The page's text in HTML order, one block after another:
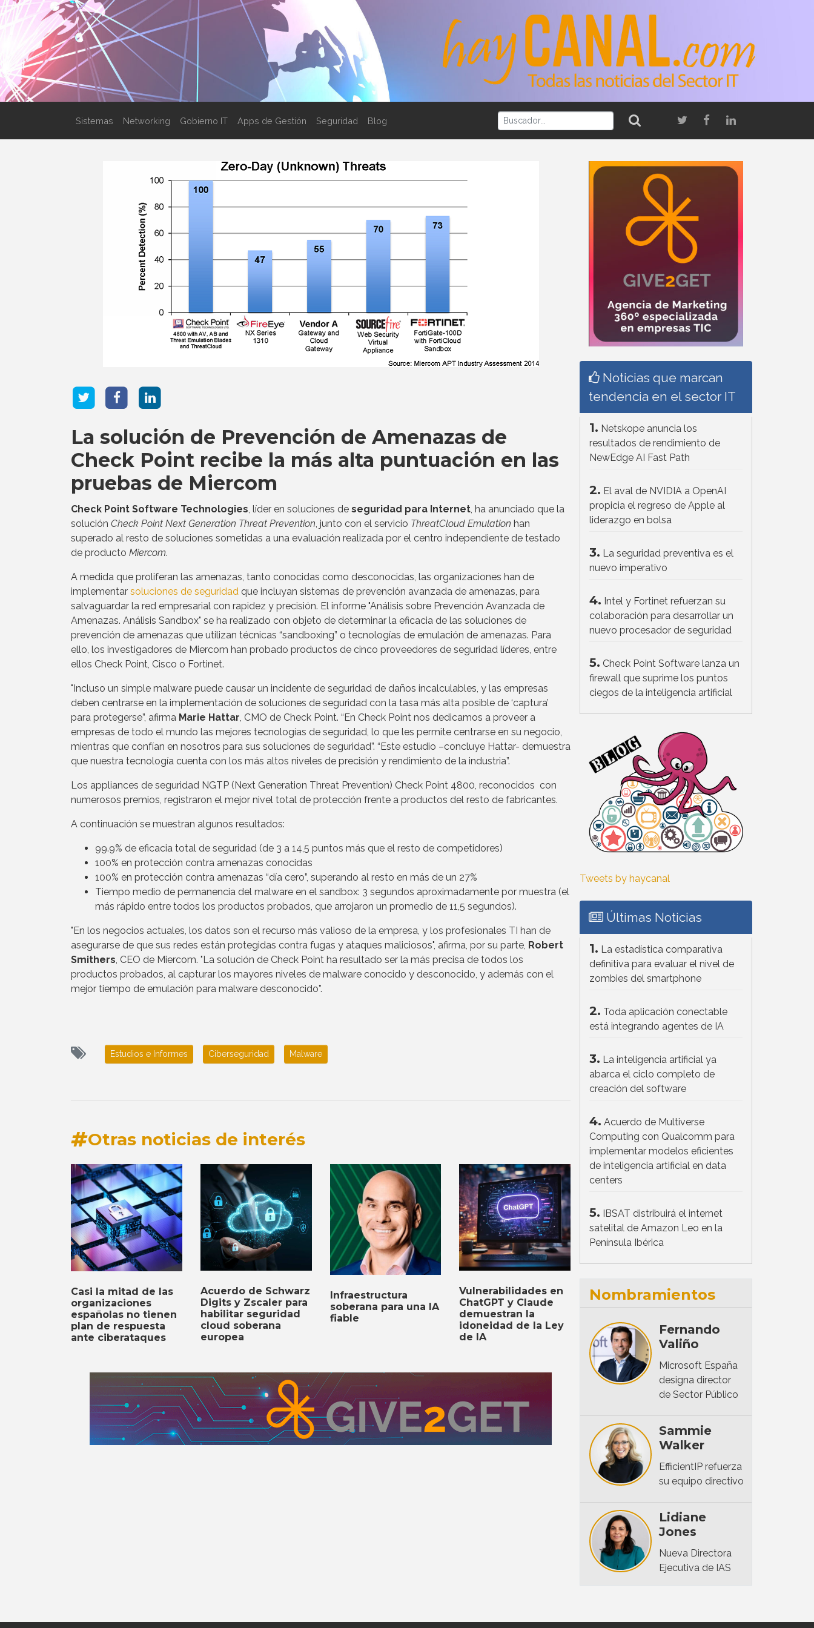
Sistemas Networking Gobierno IT Apps de Gestión Seguridad Blog
La solución de Prevención de Amenazas de
Check Point recibe la más alta puntuación en las
pruebas de Miercom
Check Point Software Technologies , líder en soluciones de seguridad para Internet , ha anunciado que la
solución Check Point Next Generation Threat Prevention , junto con el servicio ThreatCloud Emulation han
superado al resto de soluciones sometidas a una evaluación realizada por el centro independiente de testado
de producto Miercom.
A medida que proliferan las amenazas, tanto conocidas como desconocidas, las organizaciones han de
implementar soluciones de seguridad que incluyan sistemas de prevención avanzada de amenazas, para
salvaguardar la red empresarial con rapidez y precisión. El informe "Análisis sobre Prevención Avanzada de
Amenazas. Análisis Sandbox" se ha realizado con objeto de determinar la eficacia de las soluciones de
prevención de amenazas que utilizan técnicas “sandboxing” o tecnologías de emulación de amenazas. Para
ello, los investigadores de Miercom han probado productos de cinco proveedores de seguridad líderes, entre
ellos Check Point, Cisco o Fortinet.
"Incluso un simple malware puede causar un incidente de seguridad de daños incalculables, y las empresas
deben centrarse en la implementación de soluciones de seguridad con la tasa más alta posible de ‘captura’
para protegerse”, afirma Marie Hattar , CMO de Check Point. “En Check Point nos dedicamos a proveer a
empresas de todo el mundo las mejores tecnologías de seguridad, lo que les permite centrarse en su negocio,
mientras que confían en nosotros para sus soluciones de seguridad”. “Este estudio –concluye Hattar- demuestra
que nuestra tecnología cuenta con los más altos niveles de precisión y rendimiento de la industria”.
Los appliances de seguridad NGTP (Next Generation Threat Prevention) Check Point 4800, reconocidos con
numerosos premios, registraron el mejor nivel total de protección frente a productos del resto de fabricantes.
A continuación se muestran algunos resultados:
99.9% de eficacia total de seguridad (de 3 a 14,5 puntos más que el resto de competidores)
100% en protección contra amenazas conocidas
100% en protección contra amenazas “día cero”, superando al resto en más de un 27%
Tiempo medio de permanencia del malware en el sandbox: 3 segundos aproximadamente por muestra (el
más rápido entre todos los productos probados, que arrojaron un promedio de 11,5 segundos).
"En los negocios actuales, los datos son el recurso más valioso de la empresa, y los profesionales TI han de
asegurarse de que sus redes están protegidas contra fugas y ataques maliciosos", afirma, por su parte, Robert
Smithers , CEO de Miercom. "La solución de Check Point ha resultado ser la más precisa de todos los
productos probados, al capturar los mayores niveles de malware conocido y desconocido, y además con el
mejor tiempo de emulación para malware desconocido”.
Estudios e Informes Ciberseguridad Malware
Otras noticias de interés
Casi la mitad de las
organizaciones
españolas no tienen
plan de respuesta
ante ciberataques
Acuerdo de Schwarz
Digits y Zscaler para
habilitar seguridad
cloud soberana
europea
Infraestructura
soberana para una IA
fiable
Vulnerabilidades en
ChatGPT y Claude
demuestran la
idoneidad de la Ley
de IA
Noticias que marcan
tendencia en el sector IT
1. Netskope anuncia los
resultados de rendimiento de
NewEdge AI Fast Path
2. El aval de NVIDIA a OpenAI
propicia el regreso de Apple al
liderazgo en bolsa
3. La seguridad preventiva es el
nuevo imperativo
4. Intel y Fortinet refuerzan su
colaboración para desarrollar un
nuevo procesador de seguridad
5. Check Point Software lanza un
firewall que suprime los puntos
ciegos de la inteligencia artificial
Tweets by haycanal
Últimas Noticias
1. La estadística comparativa
definitiva para evaluar el nivel de
zombies del smartphone
2. Toda aplicación conectable
está integrando agentes de IA
3. La inteligencia artificial ya
abarca el ciclo completo de
creación del software
4. Acuerdo de Multiverse
Computing con Qualcomm para
implementar modelos eficientes
de inteligencia artificial en data
centers
5. IBSAT distribuirá el internet
satelital de Amazon Leo en la
Península Ibérica
Nombramientos
Fernando
Valiño
Microsoft España
designa director
de Sector Público
Sammie
Walker
EfficientIP refuerza
su equipo directivo
Lidiane
Jones
Nueva Directora
Ejecutiva de IAS